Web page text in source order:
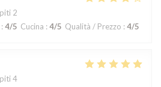
2
: 4/5 Cucina : 4/5 Qualità / Prezzo : 4/5
4